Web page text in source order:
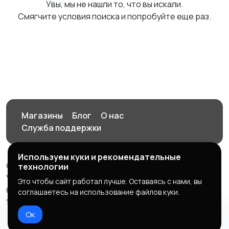
Увы, мы не нашли то, что вы искали.
Смягчите условия поиска и попробуйте еще раз.
Магазины Блог
О нас
Служба поддержки
© 2026 Орен-АЙ - Авто | Недвижимость | Работа |
Услуги
Создал Карусов Е.С ООО "ЦПК" ИНН 5609203278 ОГРН
1235600008841
Правила сервиса
Используем куки и рекомендательные
технологии
Это чтобы сайт работал лучше. Оставаясь с нами, вы
соглашаетесь на использование файлов куки.
Ок